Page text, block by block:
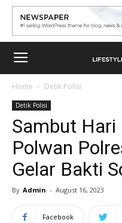
Home Detik Polisi
Detik Polisi
Sambut Hari
Polwan
Gelar Bakti
By Admin - August 16, 2023
Facebook